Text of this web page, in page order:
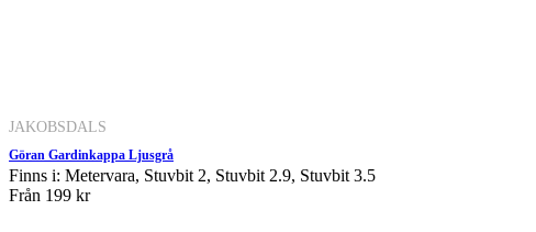
JAKOBSDALS
Göran Gardinkappa Ljusgrå
Finns i: Metervara, Stuvbit 2, Stuvbit 2.9, Stuvbit 3.5
Från 199 kr